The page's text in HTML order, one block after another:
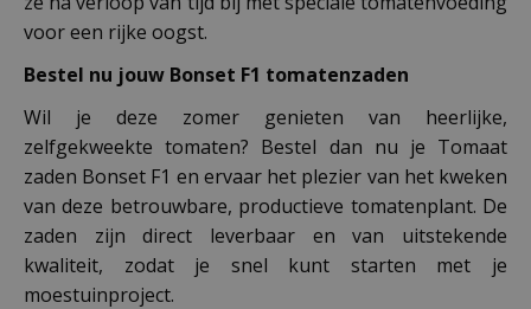
voor een rijke oogst.
Bestel nu jouw Bonset F1 tomatenzaden
Wil je deze zomer genieten van heerlijke,
zelfgekweekte tomaten? Bestel dan nu je Tomaat
zaden Bonset F1 en ervaar het plezier van het kweken
van deze betrouwbare, productieve tomatenplant. De
zaden zijn direct leverbaar en van uitstekende
kwaliteit, zodat je snel kunt starten met je
moestuinproject.